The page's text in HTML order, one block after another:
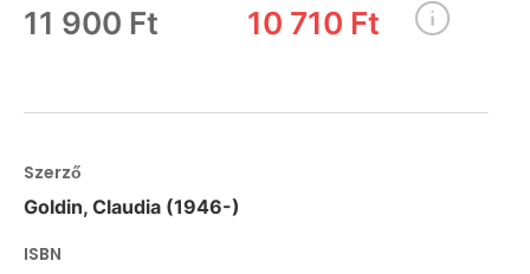
11 900 Ft 10 710 Ft
Szerző
Goldin, Claudia (1946-)
ISBN